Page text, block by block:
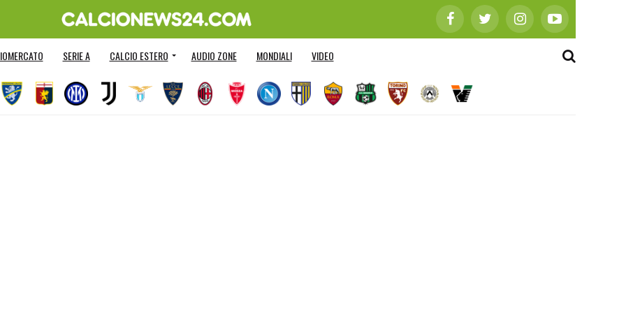
SERIE A CALCIO ESTERO AUDIO ZONE MONDIALI VIDEO